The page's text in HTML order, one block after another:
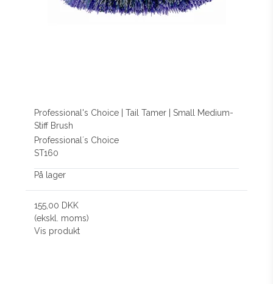
Professional's Choice | Tail Tamer | Small Medium-
Stiff Brush
Professional´s Choice
ST160
På lager
155,00 DKK
(ekskl. moms)
Vis produkt